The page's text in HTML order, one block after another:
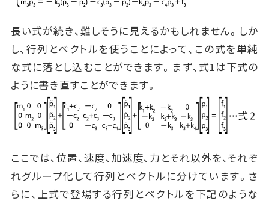
長い式が続き、難しそうに見えるかもしれません。しか
し、行列とベクトルを使うことによって、この式を単純
な式に落とし込むことができます。まず、式1は下式の
ように書き直すことができます。
ここでは、位置、速度、加速度、力とそれ以外を、それぞ
れグループ化して行列とベクトルに分けています。さ
らに、上式で登場する行列とベクトルを下記のような